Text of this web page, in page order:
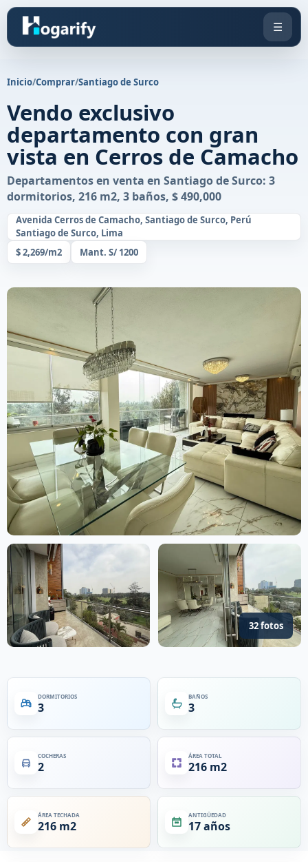
☰
Inicio/Comprar/Santiago de Surco
Vendo exclusivo
departamento con gran
vista en Cerros de Camacho
Departamentos en venta en Santiago de Surco: 3
dormitorios, 216 m2, 3 baños, $ 490,000
Avenida Cerros de Camacho, Santiago de Surco, Perú
Santiago de Surco, Lima
$ 2,269/m2
Mant. S/ 1200
32 fotos
DORMITORIOS
3
BAÑOS
3
COCHERAS
2
ÁREA TOTAL
216 m2
ÁREA TECHADA
216 m2
ANTIGÜEDAD
17 años